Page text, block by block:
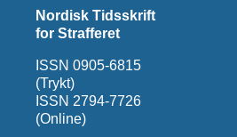
Nordisk Tidsskrift
for Strafferet
ISSN 0905-6815
(Trykt)
ISSN 2794-7726
(Online)